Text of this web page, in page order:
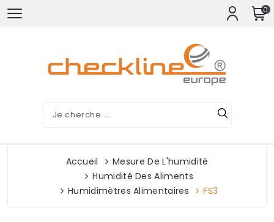
0
Accueil
Mesure De L'humidité
Humidité Des Aliments
Humidimètres Alimentaires
FS3